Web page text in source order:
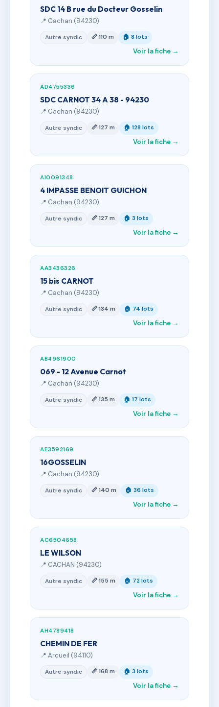
SDC 14 B rue du Docteur Gosselin
📍 Cachan (94230)
Autre syndic 📏 110 m 🏠 8 lots
Voir la fiche →
AD4755336
SDC CARNOT 34 A 38 - 94230
📍 Cachan (94230)
Autre syndic 📏 127 m 🏠 128 lots
Voir la fiche →
AI0091348
4 IMPASSE BENOIT GUICHON
📍 Cachan (94230)
Autre syndic 📏 127 m 🏠 3 lots
Voir la fiche →
AA3436326
15 bis CARNOT
📍 Cachan (94230)
Autre syndic 📏 134 m 🏠 74 lots
Voir la fiche →
AB4961900
069 - 12 Avenue Carnot
📍 Cachan (94230)
Autre syndic 📏 135 m 🏠 17 lots
Voir la fiche →
AE3592169
16GOSSELIN
📍 Cachan (94230)
Autre syndic 📏 140 m 🏠 36 lots
Voir la fiche →
AC6504658
LE WILSON
📍 CACHAN (94230)
Autre syndic 📏 155 m 🏠 72 lots
Voir la fiche →
AH4789418
CHEMIN DE FER
📍 Arcueil (94110)
Autre syndic 📏 168 m 🏠 3 lots
Voir la fiche →